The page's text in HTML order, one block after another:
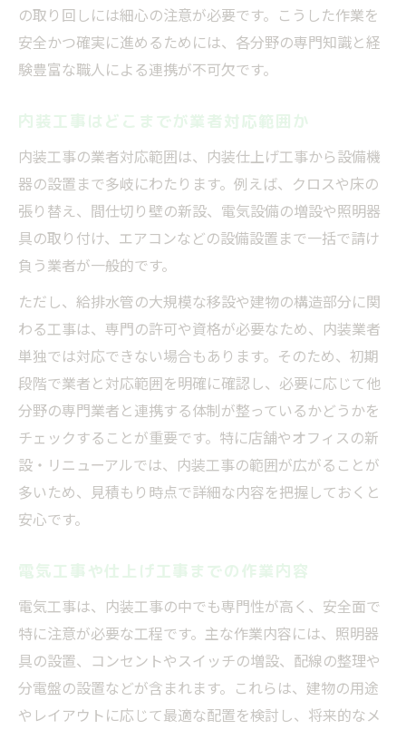
の取り回しには細心の注意が必要です。こうした作業を
安全かつ確実に進めるためには、各分野の専門知識と経
験豊富な職人による連携が不可欠です。
内装工事はどこまでが業者対応範囲か
内装工事の業者対応範囲は、内装仕上げ工事から設備機
器の設置まで多岐にわたります。例えば、クロスや床の
張り替え、間仕切り壁の新設、電気設備の増設や照明器
具の取り付け、エアコンなどの設備設置まで一括で請け
負う業者が一般的です。
ただし、給排水管の大規模な移設や建物の構造部分に関
わる工事は、専門の許可や資格が必要なため、内装業者
単独では対応できない場合もあります。そのため、初期
段階で業者と対応範囲を明確に確認し、必要に応じて他
分野の専門業者と連携する体制が整っているかどうかを
チェックすることが重要です。特に店舗やオフィスの新
設・リニューアルでは、内装工事の範囲が広がることが
多いため、見積もり時点で詳細な内容を把握しておくと
安心です。
電気工事や仕上げ工事までの作業内容
電気工事は、内装工事の中でも専門性が高く、安全面で
特に注意が必要な工程です。主な作業内容には、照明器
具の設置、コンセントやスイッチの増設、配線の整理や
分電盤の設置などが含まれます。これらは、建物の用途
やレイアウトに応じて最適な配置を検討し、将来的なメ